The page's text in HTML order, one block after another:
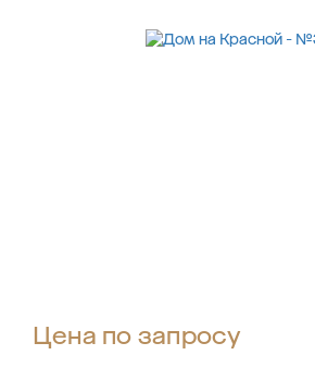
Цена по запросу